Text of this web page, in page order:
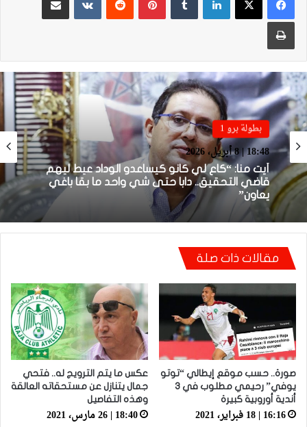
طباعة
بطولة برو 1
18:48 | 8 أبريل، 2026
أيت منا: “كاع لي كانو كيساعدو الوداد عيط ليهم
قاضي التحقيق.. دابا حتى شي واحد ما بقا باغي
يعاون”
بطولة برو 1
22:23 | 6 أبريل، 2026
توالي النتائج السلبية يلاحق الوداد الرياضي بعد
تعادل جديد أمام الدفاع الحسني الجديدي
مقالات ذات صلة
صورة.. حسب موقع إيطالي “توتو
يوفي” رحيمي مطلوب في 3
أندية أوروبية كبيرة
16:16 | 18 فبراير، 2021
عكس ما يتم الترويج له.. فتحي
جمال يتنازل عن مستحقاته العالقة
وهذه التفاصيل
18:40 | 26 مارس، 2021